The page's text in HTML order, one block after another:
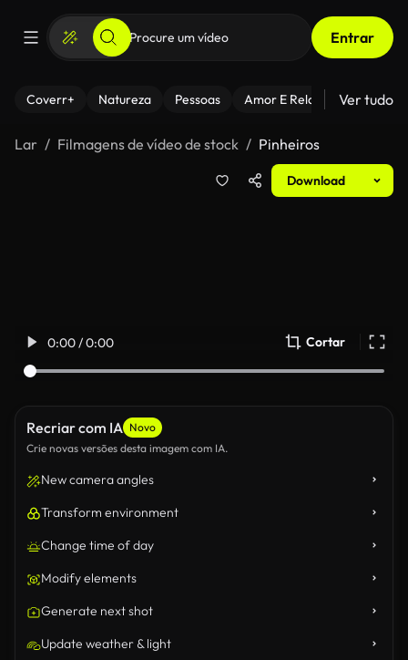
Entrar
Coverr+ Natureza Pessoas Amor E Relacionamentos
Ver tudo
Lar Filmagens de vídeo de stock Pinheiros
Download
0:00 / 0:00 Cortar
Recriar com IA Novo
Crie novas versões desta imagem com IA.
New camera angles
Transform environment
Change time of day
Modify elements
Generate next shot
Update weather & light